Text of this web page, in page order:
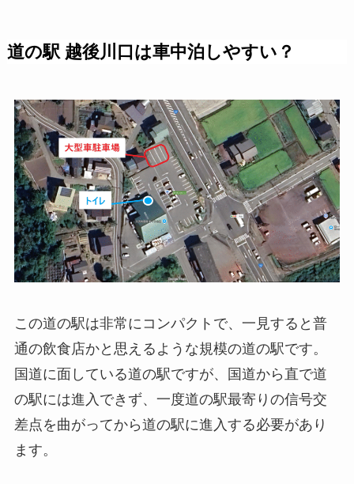
道の駅 越後川口は車中泊しやすい？
この道の駅は非常にコンパクトで、一見すると普
通の飲食店かと思えるような規模の道の駅です。
国道に面している道の駅ですが、国道から直で道
の駅には進入できず、一度道の駅最寄りの信号交
差点を曲がってから道の駅に進入する必要があり
ます。